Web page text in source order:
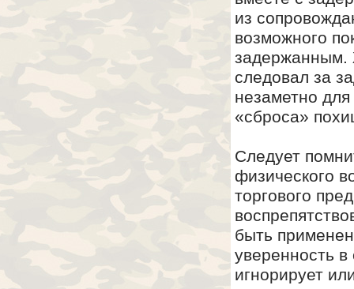
из
возможного
задержанным.
следовал за
незаметно
«сброса»
Следует
физического
торгового
быть
уверенность
игнорирует